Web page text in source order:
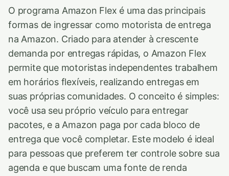
O programa Amazon Flex é uma das principais
formas de ingressar como motorista de entrega
na Amazon. Criado para atender à crescente
demanda por entregas rápidas, o Amazon Flex
permite que motoristas independentes trabalhem
em horários flexíveis, realizando entregas em
suas próprias comunidades. O conceito é simples:
você usa seu próprio veículo para entregar
pacotes, e a Amazon paga por cada bloco de
entrega que você completar. Este modelo é ideal
para pessoas que preferem ter controle sobre sua
agenda e que buscam uma fonte de renda